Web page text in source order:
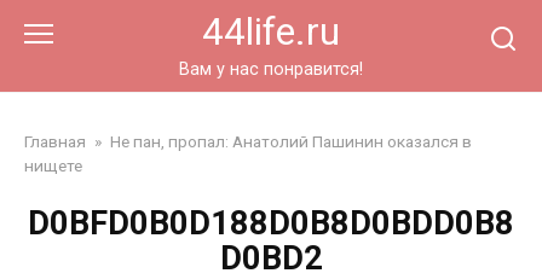
44life.ru
Вам у нас понравится!
Главная » Не пан, пропал: Анатолий Пашинин оказался в
нищете
D0BFD0B0D188D0B8D0BDD0B8
D0BD2